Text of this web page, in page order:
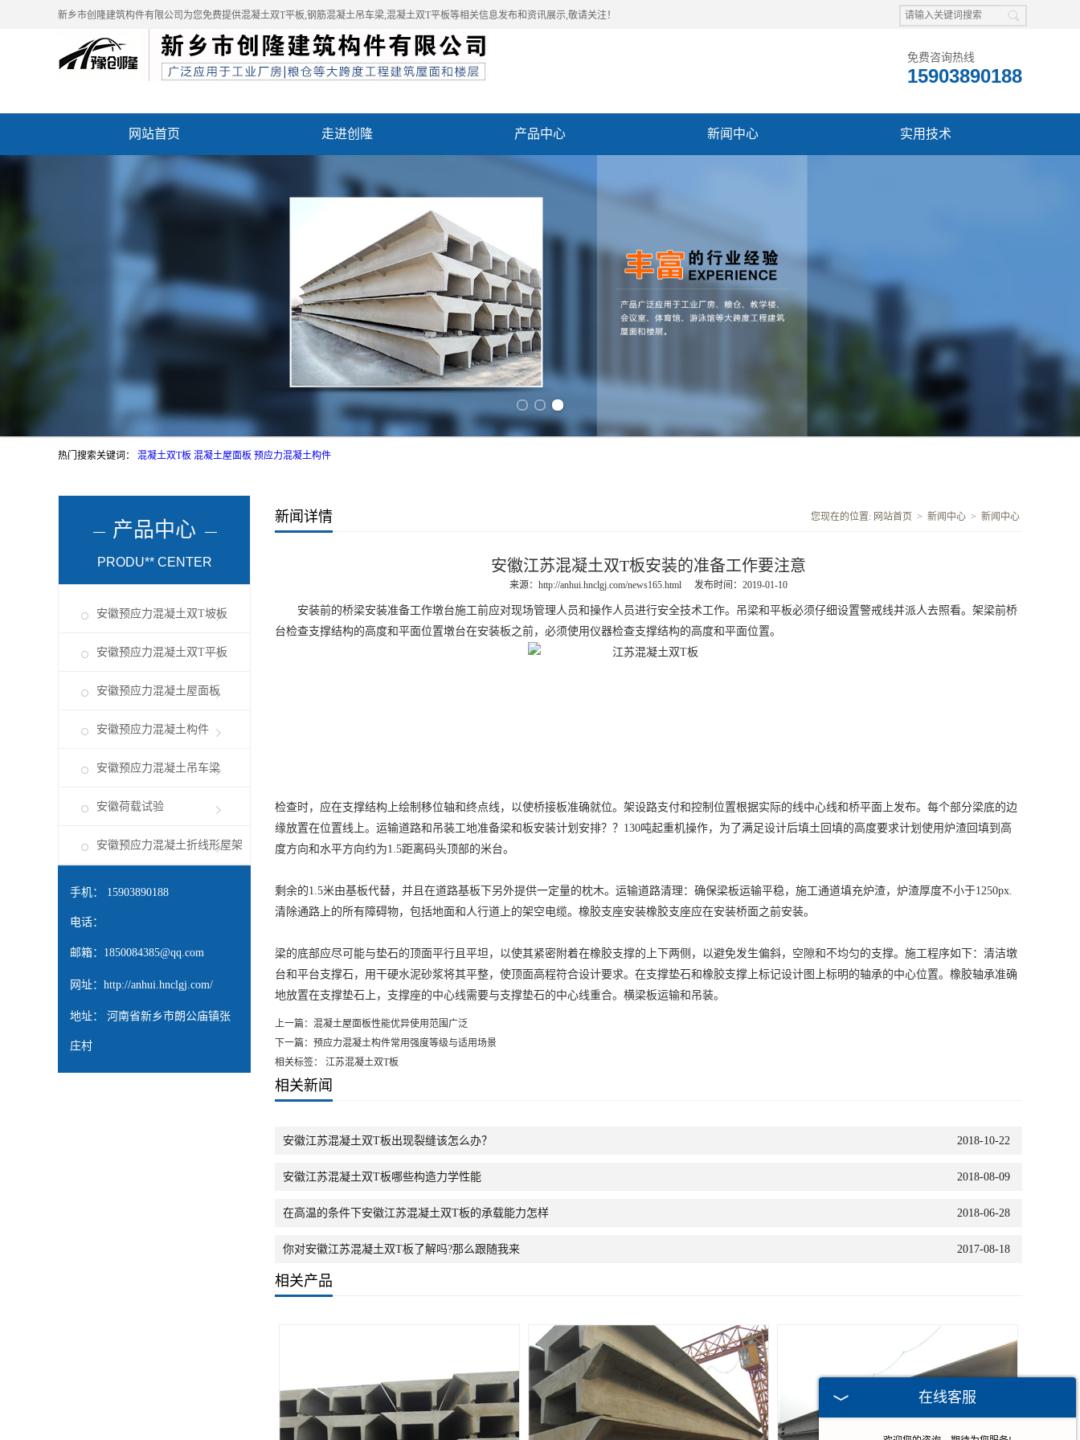
新乡市创隆建筑构件有限公司为您免费提供混凝土双T平板,钢筋混凝土吊车梁,混凝土双T平板等相关信息发布和资讯展示,敬请关注！
免费咨询热线
15903890188
网站首页 走进创隆 产品中心 新闻中心 实用技术
资质荣誉 成功案例 联系我们
热门搜索关键词： 混凝土双T板 混凝土屋面板 预应力混凝土构件
产品中心
PRODU** CENTER
安徽预应力混凝土双T坡板
安徽预应力混凝土双T平板
安徽预应力混凝土屋面板
安徽预应力混凝土构件
安徽预应力混凝土吊车梁
安徽荷载试验
安徽预应力混凝土折线形屋架
手机： 15903890188
电话：
邮箱： 1850084385@qq.com
网址： http://anhui.hnclgj.com/
地址： 河南省新乡市朗公庙镇张
庄村
新闻详情 您现在的位置: 网站首页 > 新闻中心 > 新闻中心
安徽江苏混凝土双T板安装的准备工作要注意
来源： http://anhui.hnclgj.com/news165.html 发布时间：2019-01-10
安装前的桥梁安装准备工作墩台施工前应对现场管理人员和操作人员进行安全技术工作。吊梁和平板必须仔细设置警戒线并派人去照看。架梁前桥
台检查支撑结构的高度和平面位置墩台在安装板之前，必须使用仪器检查支撑结构的高度和平面位置。
检查时，应在支撑结构上绘制移位轴和终点线，以使桥接板准确就位。架设路支付和控制位置根据实际的线中心线和桥平面上发布。每个部分梁底的边
缘放置在位置线上。运输道路和吊装工地准备梁和板安装计划安排？？130吨起重机操作，为了满足设计后填土回填的高度要求计划使用炉渣回填到高
度方向和水平方向约为1.5距离码头顶部的米台。
剩余的1.5米由基板代替，并且在道路基板下另外提供一定量的枕木。运输道路清理：确保梁板运输平稳，施工通道填充炉渣，炉渣厚度不小于1250px.
清除通路上的所有障碍物，包括地面和人行道上的架空电缆。橡胶支座安装橡胶支座应在安装桥面之前安装。
梁的底部应尽可能与垫石的顶面平行且平坦，以使其紧密附着在橡胶支撑的上下两侧，以避免发生偏斜，空隙和不均匀的支撑。施工程序如下：清洁墩
台和平台支撑石，用干硬水泥砂浆将其平整，使顶面高程符合设计要求。在支撑垫石和橡胶支撑上标记设计图上标明的轴承的中心位置。橡胶轴承准确
地放置在支撑垫石上，支撑座的中心线需要与支撑垫石的中心线重合。横梁板运输和吊装。
上一篇： 混凝土屋面板性能优异使用范围广泛
下一篇： 预应力混凝土构件常用强度等级与适用场景
相关标签： 江苏混凝土双T板
相关新闻
2018-10-22
安徽江苏混凝土双T板出现裂缝该怎么办？
2018-08-09
安徽江苏混凝土双T板哪些构造力学性能
2018-06-28
在高温的条件下安徽江苏混凝土双T板的承载能力怎样
2017-08-18
你对安徽江苏混凝土双T板了解吗?那么跟随我来
相关产品
在线客服